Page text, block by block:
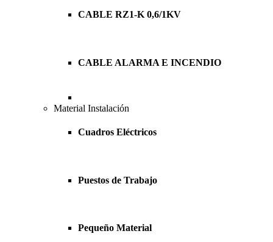
CABLE RZ1-K 0,6/1KV
CABLE ALARMA E INCENDIO
Material Instalación
Cuadros Eléctricos
Puestos de Trabajo
Pequeño Material